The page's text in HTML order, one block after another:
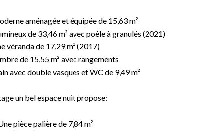
aménagée et équipée de 15,63 m²
de 33,46 m² avec poêle à granulés (2021)
véranda de 17,29 m² (2017)
de 15,55 m² avec rangements
avec double vasques et WC de 9,49 m²
un bel espace nuit propose:
pièce palière de 7,84 m²